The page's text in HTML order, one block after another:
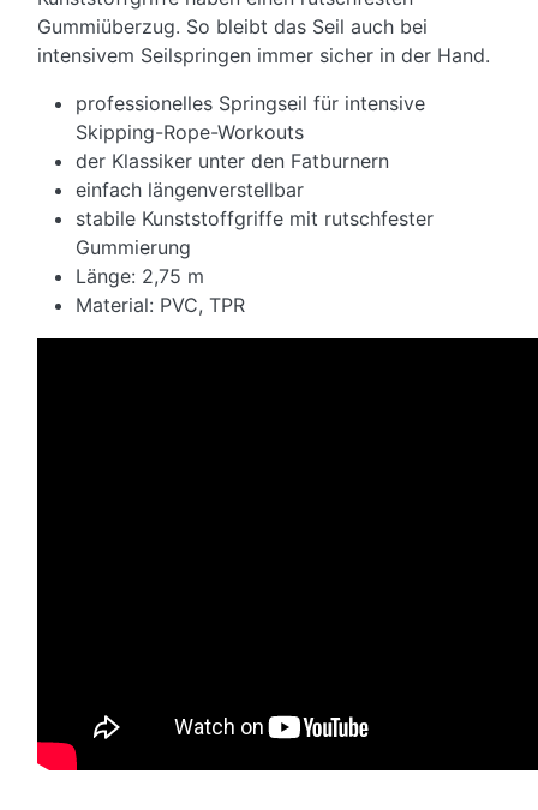
Gummiüberzug. So bleibt das Seil auch bei
intensivem Seilspringen immer sicher in der Hand.
professionelles Springseil für intensive
Skipping-Rope-Workouts
der Klassiker unter den Fatburnern
einfach längenverstellbar
stabile Kunststoffgriffe mit rutschfester
Gummierung
Länge: 2,75 m
Material: PVC, TPR